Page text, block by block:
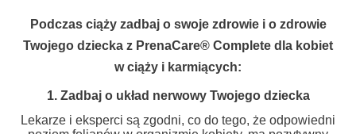
Podczas ciąży zadbaj o swoje zdrowie i o zdrowie
Twojego dziecka z PrenaCare® Complete dla kobiet
w ciąży i karmiących:
1. Zadbaj o układ nerwowy Twojego dziecka
Lekarze i eksperci są zgodni, co do tego, że odpowiedni